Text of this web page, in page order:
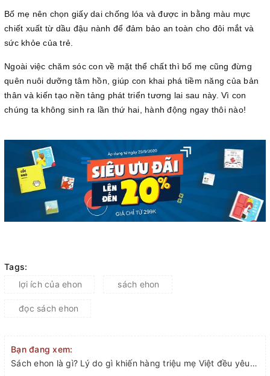
Bố mẹ nên chọn giấy dai chống lóa và được in bằng màu mực
chiết xuất từ dầu đậu nành để đảm bảo an toàn cho đôi mắt và
sức khỏe của trẻ.
Ngoài việc chăm sóc con về mặt thể chất thì bố mẹ cũng đừng
quên nuôi dưỡng tâm hồn, giúp con khai phá tiềm năng của bản
thân và kiến tạo nền tảng phát triển tương lai sau này. Vì con
chúng ta không sinh ra lần thứ hai, hành động ngay thôi nào!
Tags:
lợi ích của ehon
sách ehon
đọc sách ehon
Bạn đang xem:
Sách ehon là gì? Lý do gì khiến hàng triệu mẹ Việt đều yêu thích?